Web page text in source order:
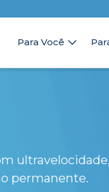
Para Você
ultravelocidade,
permanente.